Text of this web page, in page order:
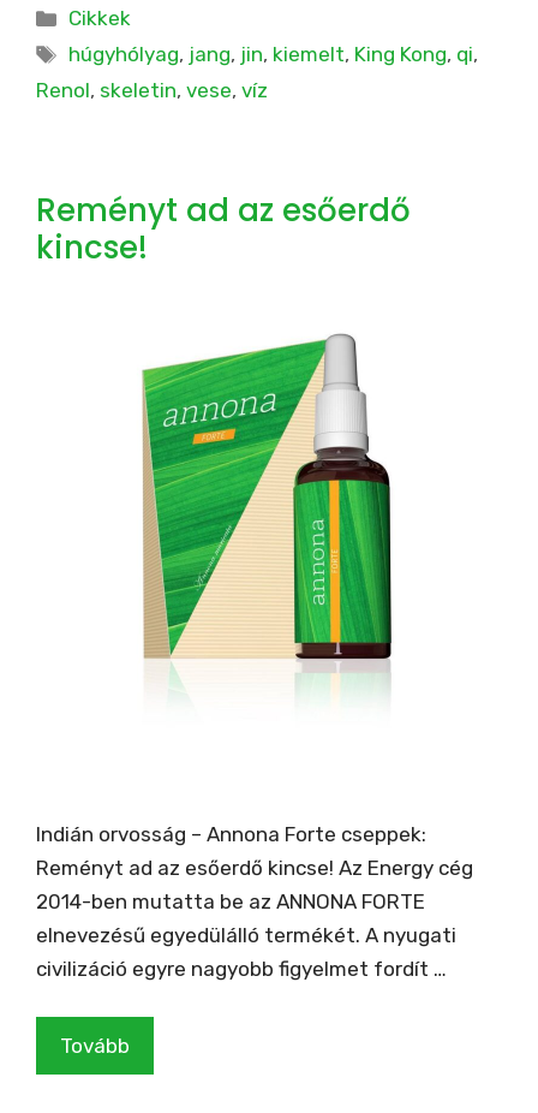
Kategória
Cikkek
Címkék
húgyhólyag, jang, jin, kiemelt, King Kong, qi,
Renol, skeletin, vese, víz
Reményt ad az esőerdő
kincse!
Indián orvosság – Annona Forte cseppek:
Reményt ad az esőerdő kincse! Az Energy cég
2014-ben mutatta be az ANNONA FORTE
elnevezésű egyedülálló termékét. A nyugati
civilizáció egyre nagyobb figyelmet fordít …
Tovább